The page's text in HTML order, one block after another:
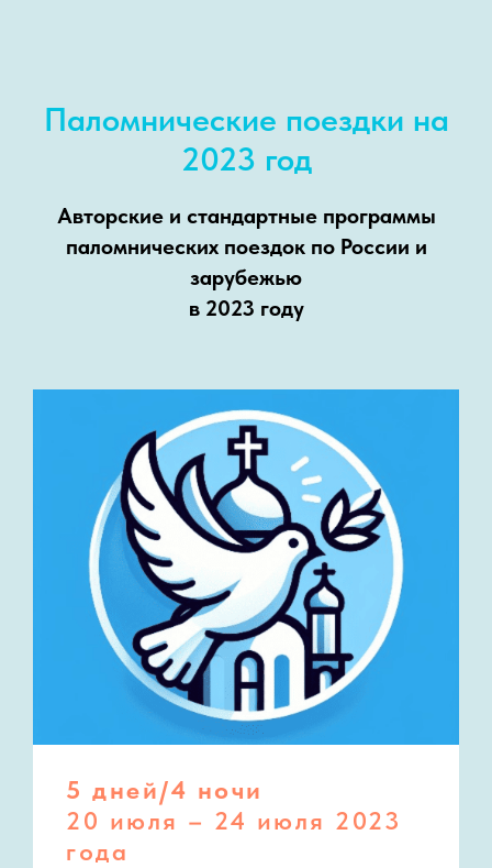
Паломнические поездки на
2023 год
Авторские и стандартные программы
паломнических поездок по России и
зарубежью
в 2023 году
5 дней/4 ночи
20 июля – 24 июля 2023
года